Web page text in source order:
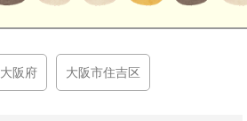
大阪府 大阪市住吉区